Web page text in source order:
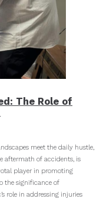
The Role of
meet the daily hustle,
aftermath of accidents, is
player in promoting
the significance of
role in addressing injuries